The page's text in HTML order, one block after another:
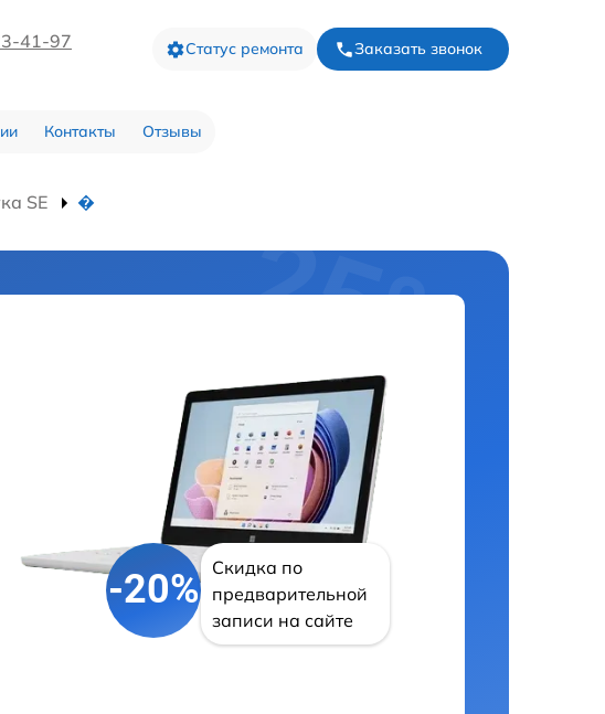
41-97 Статус ремонта Заказать звонок
Контакты Отзывы
SE �
-20%
Скидка по
предварительной
записи на сайте